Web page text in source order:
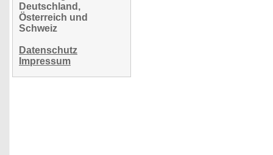
Deutschland,
Österreich und
Schweiz
Datenschutz
Impressum